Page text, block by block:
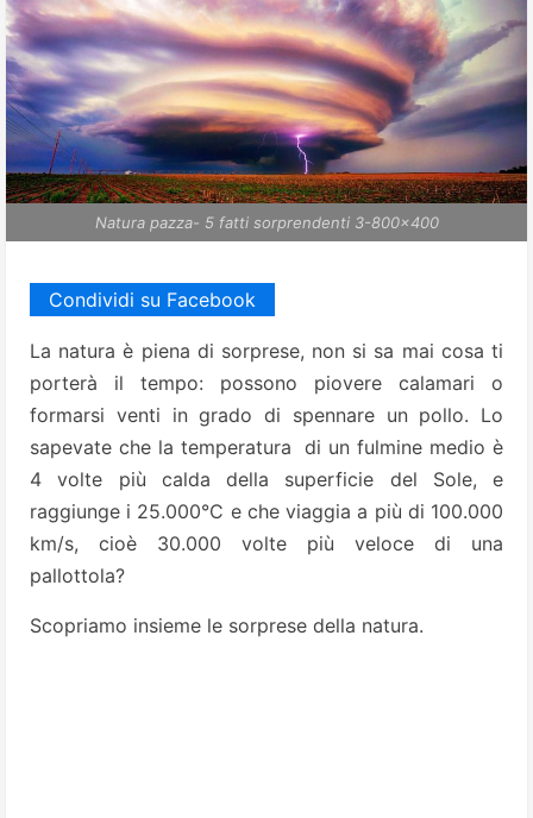
Natura pazza- 5 fatti sorprendenti 3-800x400
Condividi su Facebook
La natura è piena di sorprese, non si sa mai cosa ti
porterà il tempo: possono piovere calamari o
formarsi venti in grado di spennare un pollo. Lo
sapevate che la temperatura di un fulmine medio è
4 volte più calda della superficie del Sole, e
raggiunge i 25.000°C e che viaggia a più di 100.000
km/s, cioè 30.000 volte più veloce di una
pallottola?
Scopriamo insieme le sorprese della natura.